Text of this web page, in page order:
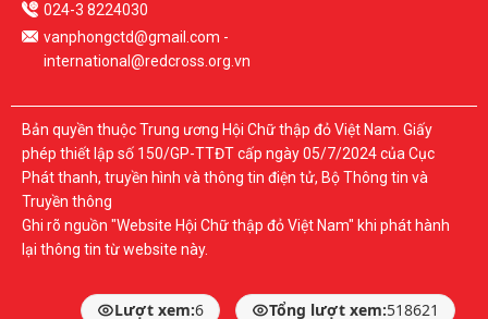
024-3 8224030
vanphongctd@gmail.com -
international@redcross.org.vn
Bản quyền thuộc Trung ương Hội Chữ thập đỏ Việt Nam. Giấy
phép thiết lập số 150/GP-TTĐT cấp ngày 05/7/2024 của Cục
Phát thanh, truyền hình và thông tin điện tử, Bộ Thông tin và
Truyền thông
Ghi rõ nguồn "Website Hội Chữ thập đỏ Việt Nam" khi phát hành
lại thông tin từ website này.
Lượt xem:6 Tổng lượt xem:518621